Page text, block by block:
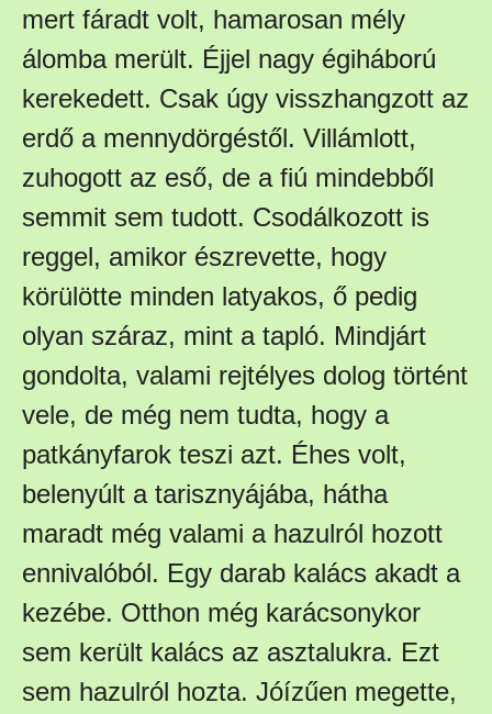
mert fáradt volt, hamarosan mély
álomba merült. Éjjel nagy égiháború
kerekedett. Csak úgy visszhangzott az
erdő a mennydörgéstől. Villámlott,
zuhogott az eső, de a fiú mindebből
semmit sem tudott. Csodálkozott is
reggel, amikor észrevette, hogy
körülötte minden latyakos, ő pedig
olyan száraz, mint a tapló. Mindjárt
gondolta, valami rejtélyes dolog történt
vele, de még nem tudta, hogy a
patkányfarok teszi azt. Éhes volt,
belenyúlt a tarisznyájába, hátha
maradt még valami a hazulról hozott
ennivalóból. Egy darab kalács akadt a
kezébe. Otthon még karácsonykor
sem került kalács az asztalukra. Ezt
sem hazulról hozta. Jóízűen megette,